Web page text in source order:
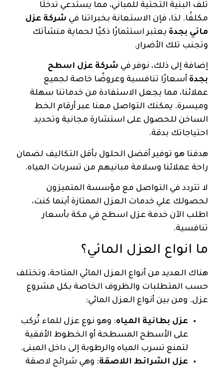
تلف البنية التحتية للمباني، مما يستدعي تدخلًا
مكلفًا. لذا، فإن الاستعانة بخبراتنا في شركة عزل
مائي بجدة يعتبر استثمارًا ذكيًا لحماية منشآتك
وتجنب تلك الأضرار.
إضافة إلى ذلك، نوفر في شركة عزل اسطح
بجدة أسعارًا تنافسية وعروضًا خاصة لجميع
عملائنا، مما يجعل الاستفادة من خدماتنا سهلة
وميسرة. يمكنك التواصل معنا عبر أرقام الخط
الساخن للحصول على استشارة مجانية وتحديد
احتياجاتك بدقة.
هدفنا هو توفير أفضل الحلول بأقل التكاليف لضمان
راحة عملائنا وسلامة مبانيهم من تسربات المياه.
لا تتردد في التواصل مع مؤسسة المتميزون
لحصولك علي خدمات العزل الممتازة أينما كنت،
اطلب الآن خدمة عزل اسطح في مكة بأسعار
تنافسية.
ما انواع العزل المائي؟
هناك العديد من أنواع العزل المائي المتاحة، وتختلف
حسب المتطلبات والظروف الخاصة بكل مشروع
عزل. ومن بين أنواع العزل المائي:
عزل بطانية المياه: وهو نوع عزل للماء تُركب
على الأسطح المسطحة أو الخطوط الأفقية
لتمنع تسرب المياه والرطوبة إلى داخل المبنى.
عزل الشرائط اللاصقة: وهي شرائح لاصقة